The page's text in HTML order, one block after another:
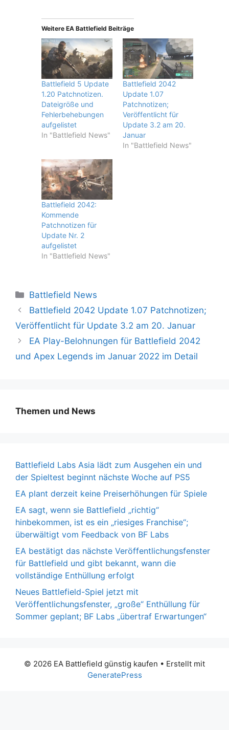
Weitere EA Battlefield Beiträge
Battlefield 5 Update
1.20 Patchnotizen.
Dateigröße und
Fehlerbehebungen
aufgelistet
In "Battlefield News"
Battlefield 2042
Update 1.07
Patchnotizen;
Veröffentlicht für
Update 3.2 am 20.
Januar
In "Battlefield News"
Battlefield 2042:
Kommende
Patchnotizen für
Update Nr. 2
aufgelistet
In "Battlefield News"
Kategorien
Battlefield News
Battlefield 2042 Update 1.07 Patchnotizen;
Veröffentlicht für Update 3.2 am 20. Januar
EA Play-Belohnungen für Battlefield 2042
und Apex Legends im Januar 2022 im Detail
Themen und News
Battlefield Labs Asia lädt zum Ausgehen ein und
der Spieltest beginnt nächste Woche auf PS5
EA plant derzeit keine Preiserhöhungen für Spiele
EA sagt, wenn sie Battlefield „richtig“
hinbekommen, ist es ein „riesiges Franchise“;
überwältigt vom Feedback von BF Labs
EA bestätigt das nächste Veröffentlichungsfenster
für Battlefield und gibt bekannt, wann die
vollständige Enthüllung erfolgt
Neues Battlefield-Spiel jetzt mit
Veröffentlichungsfenster, „große“ Enthüllung für
Sommer geplant; BF Labs „übertraf Erwartungen“
© 2026 EA Battlefield günstig kaufen • Erstellt mit
GeneratePress